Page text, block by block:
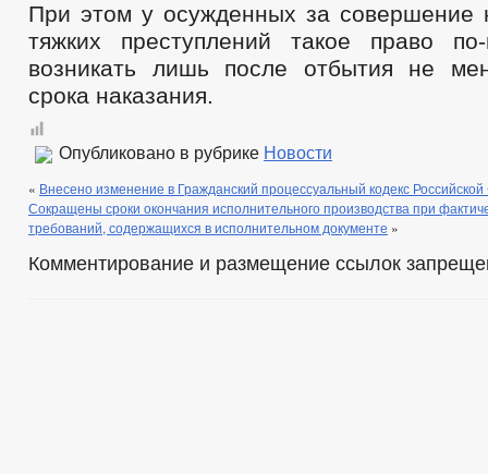
При этом у осужденных за совершение
тяжких преступлений такое право
возникать лишь после отбытия не
срока наказания.
Опубликовано в рубрике Новости
« Внесено изменение в Гражданский процессуальный кодекс
Сокращены сроки окончания исполнительного производства при
требований, содержащихся в исполнительном документе »
Комментирование и размещение ссылок